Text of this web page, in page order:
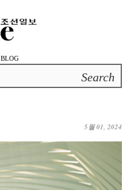
BLOG
5월 01, 2024